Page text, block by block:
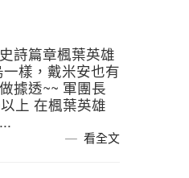
詩篇章楓葉英雄
樣，戴米安也有
據透~~ 軍團長
上 在楓葉英雄
看全文